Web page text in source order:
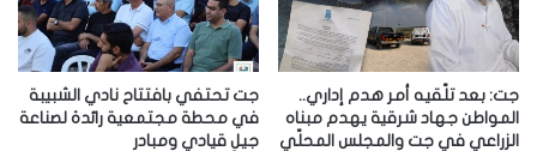
جت: بعد تلّقيه أمر هدم إداري..
المواطن جهاد شرقية يهدم مبناه
الزراعي في جت والمجلس المحلّي
جت تحتفي بافتتاح نادي الشبيبة
في محطة مجتمعية رائدة لصناعة
جيلٍ قيادي ومبادر